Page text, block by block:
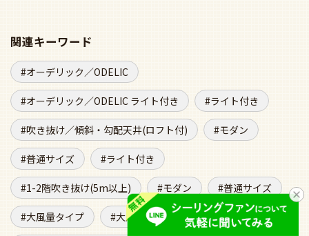
関連キーワード
オーデリック／ODELIC
オーデリック／ODELIC ライト付き ライト付き
吹き抜け／傾斜・勾配天井(ロフト付) モダン
普通サイズ ライト付き
1-2階吹き抜け(5m以上) モダン 普通サイズ
大風量タイプ 大風量タイプ ライト付き